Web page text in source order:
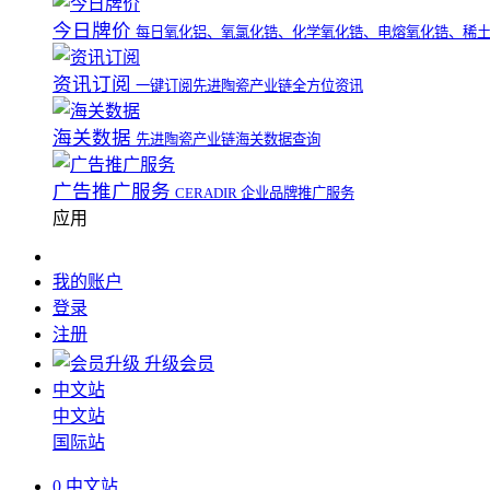
今日牌价 每日氧化铝、氧氯化锆、化学氧化锆、电熔氧化锆、稀
资讯订阅 一键订阅先进陶瓷产业链全方位资讯
海关数据 先进陶瓷产业链海关数据查询
广告推广服务 CERADIR 企业品牌推广服务
应用
我的账户
登录
注册
升级会员
中文站
中文站
国际站